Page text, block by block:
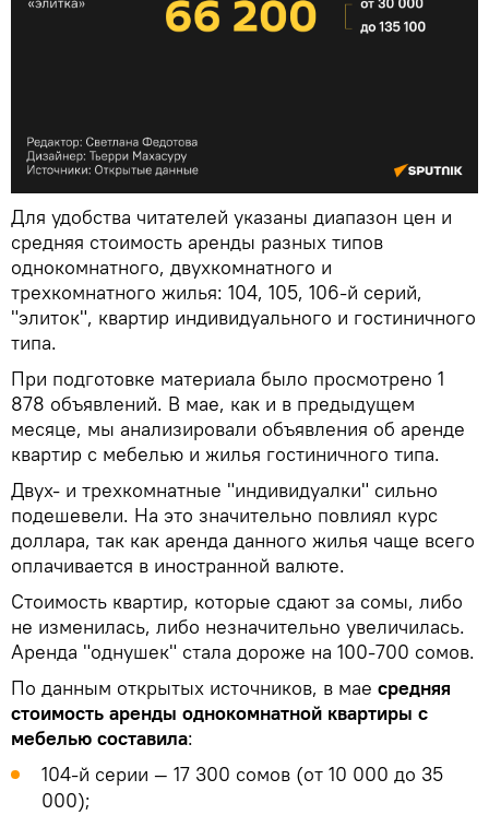
Для удобства читателей указаны диапазон цен и
средняя стоимость аренды разных типов
однокомнатного, двухкомнатного и
трехкомнатного жилья: 104, 105, 106-й серий,
"элиток", квартир индивидуального и гостиничного
типа.
При подготовке материала было просмотрено 1
878 объявлений. В мае, как и в предыдущем
месяце, мы анализировали объявления об аренде
квартир с мебелью и жилья гостиничного типа.
Двух- и трехкомнатные "индивидуалки" сильно
подешевели. На это значительно повлиял курс
доллара, так как аренда данного жилья чаще всего
оплачивается в иностранной валюте.
Стоимость квартир, которые сдают за сомы, либо
не изменилась, либо незначительно увеличилась.
Аренда "однушек" стала дороже на 100-700 сомов.
По данным открытых источников, в мае средняя
стоимость аренды однокомнатной квартиры с
мебелью составила:
104-й серии — 17 300 сомов (от 10 000 до 35
000);